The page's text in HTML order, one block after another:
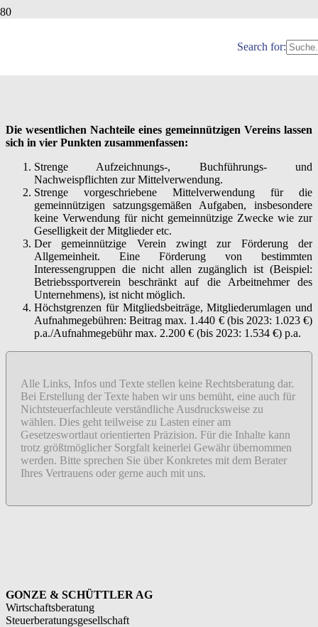
Search for:
Die wesentlichen Nachteile eines gemeinnützigen Vereins lassen
sich in vier Punkten zusammenfassen:
Strenge Aufzeichnungs-, Buchführungs- und
Nachweispflichten zur Mittelverwendung.
Strenge vorgeschriebene Mittelverwendung für die
gemeinnützigen satzungsgemäßen Aufgaben, insbesondere
keine Verwendung für nicht gemeinnützige Zwecke wie zur
Geselligkeit der Mitglieder etc.
Der gemeinnützige Verein zwingt zur Förderung der
Allgemeinheit. Eine Förderung von bestimmten
Interessengruppen die nicht allen zugänglich ist (Beispiel:
Betriebssportverein beschränkt auf die Arbeitnehmer des
Unternehmens), ist nicht möglich.
Höchstgrenzen für Mitgliedsbeiträge, Mitgliederumlagen und
Aufnahmegebühren: Beitrag max. 1.440 € (bis 2023: 1.023 €)
p.a./Aufnahmegebühr max. 2.200 € (bis 2023: 1.534 €) p.a.
Alle Links, Infos und Texte stellen keine Rechtsberatung dar.
Bei Erstellung der Texte haben wir uns bemüht, eine auch für
Nichtsteuerfachleute verständliche Ausdrucksweise zu
wählen. Dies geht teilweise zu Lasten einer am
Gesetzeswortlaut orientierten Präzision. Für die Inhalte kann
trotz größtmöglicher Sorgfalt keinerlei Gewähr übernommen
werden. Bitte sprechen Sie über Konkretes mit dem Berater
Ihres Vertrauens oder gerne auch mit uns.
GONZE & SCHÜTTLER AG
Wirtschaftsberatung
Steuerberatungsgesellschaft